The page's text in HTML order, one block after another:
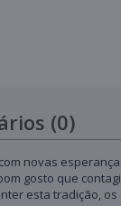
(0)
novas
gosto que
esta tradição,